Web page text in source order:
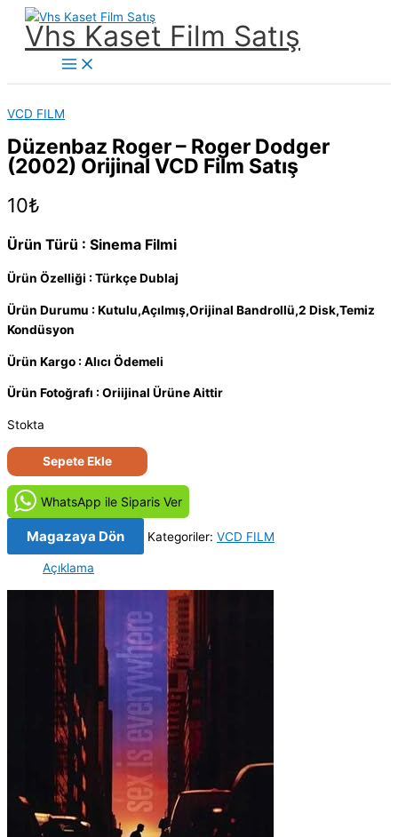
İçeriğe
Vhs Kaset Film Satış
Main
Menu
VCD FILM
Düzenbaz Roger – Roger Dodger
(2002) Orijinal VCD Film Satış
10₺
Ürün Türü : Sinema Filmi
Ürün Özelliği : Türkçe Dublaj
Ürün Durumu : Kutulu,Açılmış,Orijinal Bandrollü,2 Disk,Temiz
Kondüsyon
Ürün Kargo : Alıcı Ödemeli
Ürün Fotoğrafı : Oriijinal Ürüne Aittir
Stokta
Düzenbaz
Roger
Roger
Dodger
(2002)
Orijinal
VCD
Sepete Ekle
WhatsApp ile Siparis Ver
Magazaya Dön Kategoriler: VCD FILM
Açıklama